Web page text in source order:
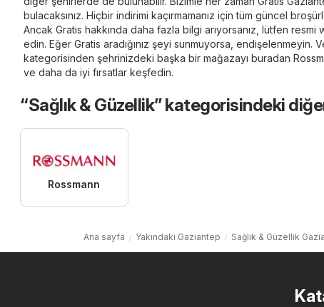
bulacaksınız. Hiçbir indirimi kaçırmamanız için tüm güncel
Ancak Gratis hakkında daha fazla bilgi arıyorsanız, lütfen resmi
edin. Eğer Gratis aradığınız şeyi sunmuyorsa, endişelenmeyin.
kategorisinden şehrinizdeki başka bir mağazayı buradan
ve daha da iyi fırsatlar keşfedin.
“Sağlık & Güzellik” kategorisindeki
Rossmann
Ana sayfa Yakındaki Gaziantep Sağlık & Güzellik